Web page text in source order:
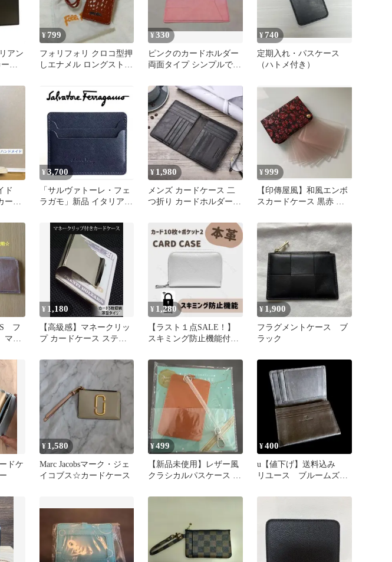
アン
ド
¥ 799
フォリフォリ クロコ型押
しエナメル ロングストラ
¥330
ピンクのカードホルダー
両面タイプ シンプルで
¥740
定期入れ・パスケース
（ハトメ付き）
ド
ード
¥3,700
「サルヴァトーレ・フェ
ラガモ」新品 イタリア製
¥ 1,980
メンズ カードケース 二
つ折り カードホルダー
¥999
【印傳屋風】和風エンボ
スカードケース 黒赤 透
フ
マル
¥ 1,180
【高級感】マネークリッ
プ カードケース ステン
納
¥ 1,280
【ラスト１点SALE！】
スキミング防止機能付き
バー
¥ 1,900
フラグメントケース ブ
ラック
ドケ
¥ 1,580
Marc Jacobsマーク・ジェ
イコブス☆カードケース
¥499
【新品未使用】レザー風
クラシカルパスケース ブ
¥400
u【値下げ】送料込み
リユース ブルームズベ
ケース 黒